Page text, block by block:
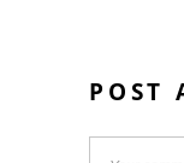
POST